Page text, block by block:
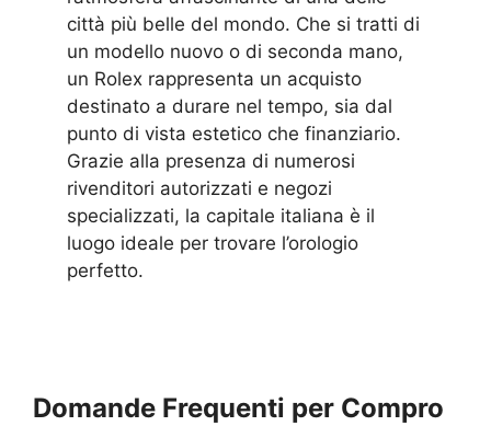
città più belle del mondo. Che si tratti di
un modello nuovo o di seconda mano,
un Rolex rappresenta un acquisto
destinato a durare nel tempo, sia dal
punto di vista estetico che finanziario.
Grazie alla presenza di numerosi
rivenditori autorizzati e negozi
specializzati, la capitale italiana è il
luogo ideale per trovare l’orologio
perfetto.
Domande Frequenti per Compro